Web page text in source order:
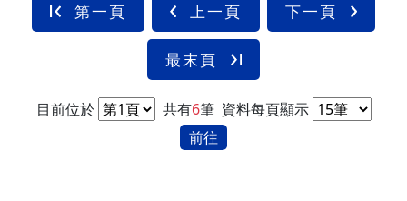
第一頁 上一頁 下一頁
最末頁
目前位於 共有6筆 資料每頁顯示
前往